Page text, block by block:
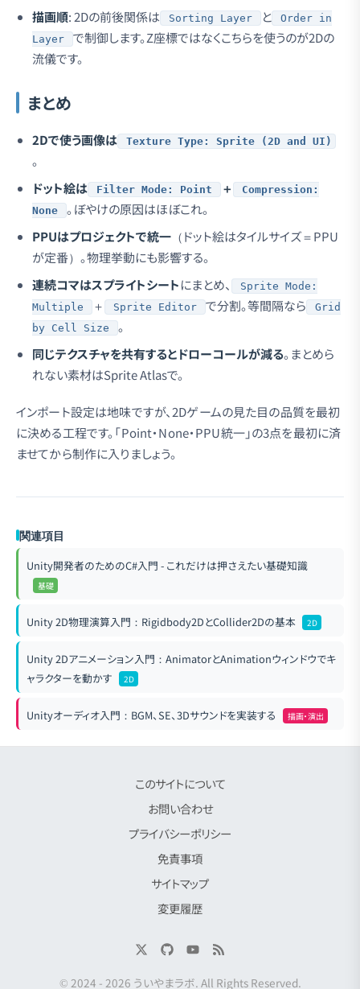
描画順: 2Dの前後関係は Sorting Layer と
Order in
Layer
で制御します。Z座標ではなくこちらを使うのが2Dの
流儀です。
まとめ
2Dで使う画像は Texture Type: Sprite (2D and UI)
。
ドット絵は
Filter Mode: Point ＋
Compression:
None
。ぼやけの原因はほぼこれ。
PPUはプロジェクトで統一 （ドット絵はタイルサイズ＝PPU
が定番）。物理挙動にも影響する。
連続コマはスプライトシートにまとめ、
Sprite Mode:
Multiple
＋ Sprite Editor で分割。等間隔なら
Grid
by Cell Size
。
同じテクスチャを共有するとドローコールが減る。まとめら
れない素材はSprite Atlasで。
インポート設定は地味ですが、2Dゲームの見た目の品質を最初
に決める工程です。「Point・None・PPU統一」の3点を最初に済
ませてから制作に入りましょう。
関連項目
Unity開発者のためのC#入門 - これだけは押さえたい基礎知識
基礎
Unity 2D物理演算入門：Rigidbody2DとCollider2Dの基本 2D
Unity 2Dアニメーション入門：AnimatorとAnimationウィンドウでキ
ャラクターを動かす
2D
Unityオーディオ入門：BGM、SE、3Dサウンドを実装する 描画・演出
このサイトについて
お問い合わせ
プライバシーポリシー
免責事項
サイトマップ
変更履歴
© 2024 - 2026 ういやまラボ. All Rights Reserved.